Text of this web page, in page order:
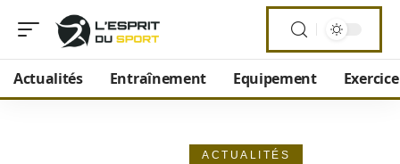
Actualités Entraînement Equipement Exercice
ACTUALITÉS